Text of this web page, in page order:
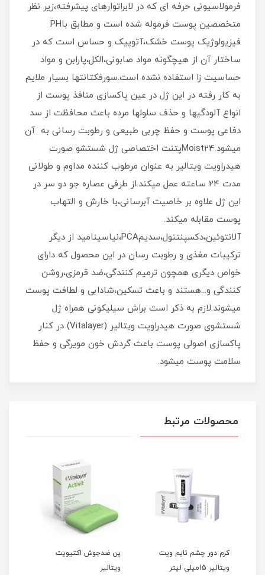
فرمولاسیونی حرفه ای که در لابراتوارهای پیشرفته،زیر نظر
متخصصین پوست فرموله شده است و مطابق باPH
فیزیولوژیک پوست خشک،آتوپیک و حساس است که در
ساختار آن از هیچگونه مواد صابونی،الکل،پارابن و مواد
حساسیت زا استفاده نشده است.سورفکتانتها بسیار ملایم
به کار رفته در این ژل در عین پاکسازی منافذ پوست از
انواع آلودگیها و حذف سلولها مرده باعث محافظت از سد
دفاعی پوست و حفظ چربی طبیعی و رطوبت رسانی به آن
میشود.Moist24پتنت اختصاصی ژل شستشو صورت
هیدراویت ویتالیر به عنوان مرطوب کننده مداوم و طولانی
مدت 24 ساعته عمل میکند.از طرفی عصاره جو دو سر در
این ژل علاوه بر خاصیت آبرسانی،با خارش و التهاب
پوست مقابله میکند.
آلانتوئین،دکسپنتنول،سدیمPCA،نیاسینامید از دیگر
ترکیبات مغذی و رطوبت رسان در این محصول که دارای
خواص دیگری همچون ترمیم کنندگی،ضد قرمزی،روشن
کنندگی و...هستند و باعث تسکین،شادابی و لطافت پوست
میشوند.لازم به ذکر است براش سیلیکونی همراه ژل
شستشوی صورت هیدراویت ویتالیر (Vitalayer) در کنار
پاکسازی اصولی پوست باعث گردش خون مویرگی و حفظ
سلامت پوست میشود.
محصولات مرتبط
کرم دور چشم تایم ویت
ویتالیر 15میلی لیتر
پن ضدجوش اکتیویت
ویتالیر